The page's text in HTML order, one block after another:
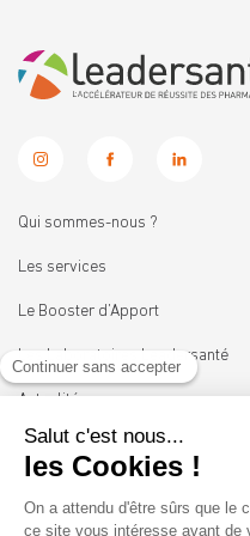
Qui sommes-nous ?
Les services
Le Booster d’Apport
Les Laboratoires Leadersanté
Actualités
Nous rejoindre
92100 BOULOGNE-BILLANCOURT